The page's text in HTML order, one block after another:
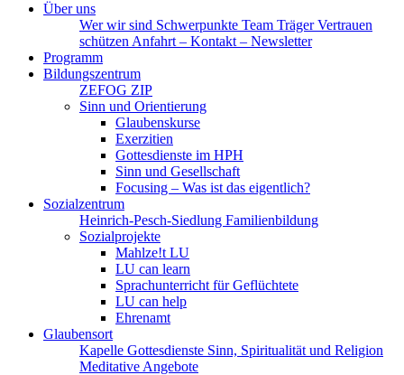
Über uns
Wer wir sind Schwerpunkte Team TrägerVertrauen
schützen Anfahrt – Kontakt – Newsletter
Programm
Bildungszentrum
ZEFOG ZIP
Sinn und Orientierung
Glaubenskurse
Exerzitien
Gottesdienste im HPH
Sinn und Gesellschaft
Focusing – Was ist das eigentlich?
Sozialzentrum
Heinrich-Pesch-Siedlung Familienbildung
Sozialprojekte
Mahlze!t LU
LU can learn
Sprachunterricht für Geflüchtete
LU can help
Ehrenamt
Glaubensort
Kapelle Gottesdienste Sinn, Spiritualität und Religion
Meditative Angebote